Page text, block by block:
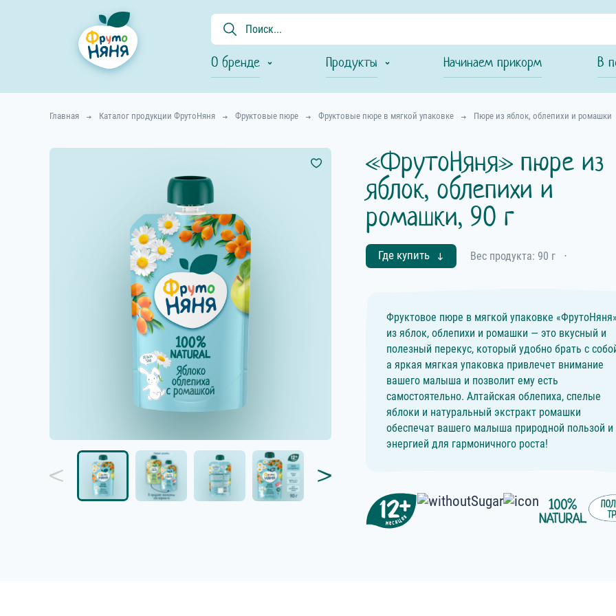
О бренде Продукты Начинаем прикорм В
Главная Каталог продукции ФрутоНяня Фруктовые пюре Фруктовые пюре в мягкой упаковке Пюре из яблок, облепихи и ромашки
«ФрутоНяня» пюре из
яблок, облепихи и
ромашки, 90 г
Где купить Вес продукта: 90 г ⋅
Фруктовое пюре в мягкой упаковке
из яблок, облепихи и ромашки — это вкусный и
полезный перекус, который удобно брать с
а яркая мягкая упаковка привлечет внимание
вашего малыша и позволит ему есть
самостоятельно. Алтайская облепиха, спелые
яблоки и натуральный экстракт ромашки
обеспечат вашего малыша природной пользой и
энергией для гармоничного роста!